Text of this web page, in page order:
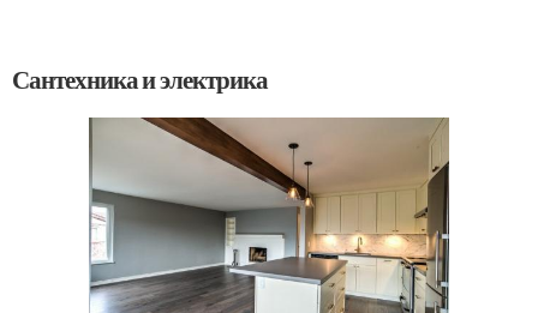
Сантехника и электрика